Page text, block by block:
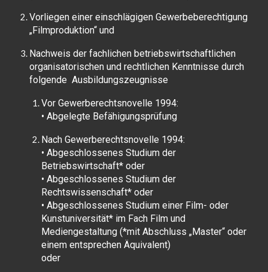
Vorliegen einer einschlägigen Gewerbeberechtigung
„Filmproduktion“ und
Nachweis der fachlichen betriebswirtschaftlichen
organisatorischen und rechtlichen Kenntnisse durch
folgende Ausbildungszeugnisse
Vor Gewerberechtsnovelle 1994:
• Abgelegte Befähigungsprüfung
Nach Gewerberechtsnovelle 1994:
• Abgeschlossenes Studium der
Betriebswirtschaft* oder
• Abgeschlossenes Studium der
Rechtswissenschaft* oder
• Abgeschlossenes Studium einer Film- oder
Kunstuniversität* im Fach Film und
Mediengestaltung (*mit Abschluss „Master“ oder
einem entsprechen Äquivalent)
oder